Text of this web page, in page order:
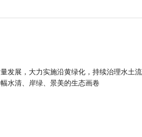
发展，大力实施沿黄绿化，持续治理水土流
水清、岸绿、景美的生态画卷